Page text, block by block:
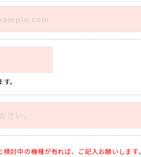
。
討中の機種が有れば、ご記入お願いします。